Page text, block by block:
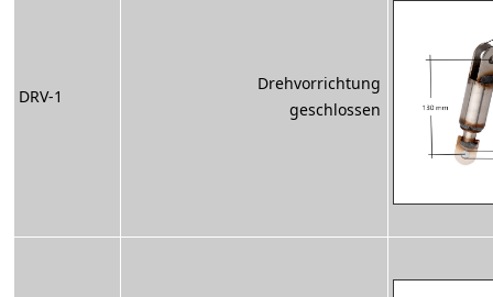
DRV-1
Drehvorrichtung
geschlossen